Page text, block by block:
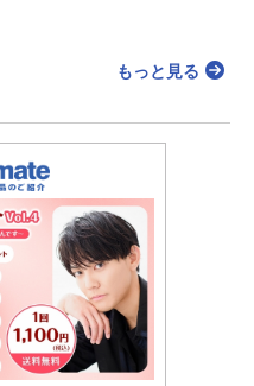
もっと見る